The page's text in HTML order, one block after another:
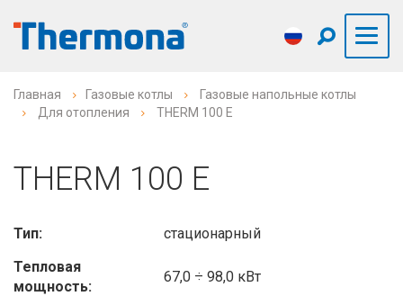
Главная Газовые котлы
Газовые напольные котлы
Для отопления
THERM 100 E
THERM 100 E
Тип:
стационарный
Тепловая
мощность:
67,0 ÷ 98,0 кВт